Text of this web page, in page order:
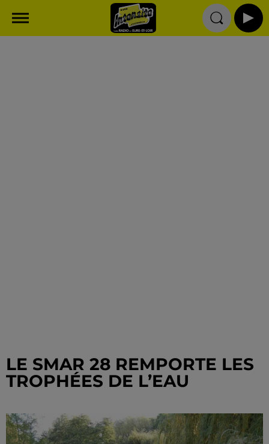
LE SMAR 28 REMPORTE LES
TROPHÉES DE L’EAU